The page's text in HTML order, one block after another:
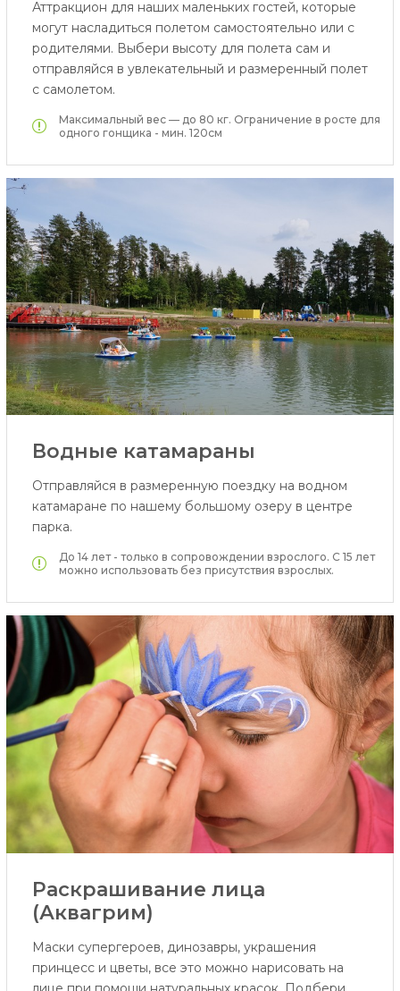
Аттракцион для наших маленьких гостей, которые
могут насладиться полетом самостоятельно или с
родителями. Выбери высоту для полета сам и
отправляйся в увлекательный и размеренный полет
c самолетом.
Максимальный вес — до 80 кг. Ограничение в росте для
одного гонщика - мин. 120см
Водные катамараны
Отправляйся в размеренную поездку на водном
катамаране по нашему большому озеру в центре
парка.
До 14 лет - только в сопровождении взрослого. С 15 лет
можно использовать без присутствия взрослых.
Раскрашивание лица
(Аквагрим)
Маски супергероев, динозавры, украшения
принцесс и цветы, все это можно нарисовать на